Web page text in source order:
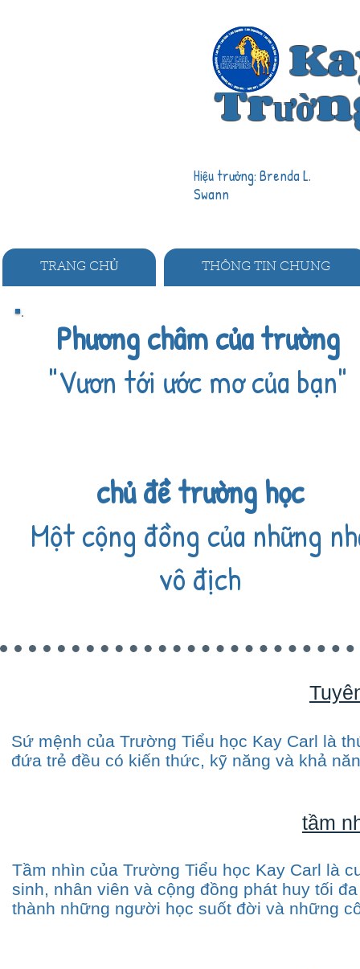
Hiệu trưởng: Brenda L.
Swann
TRANG CHỦ THÔNG TIN CHUNG
Phương châm của trường
"Vươn tới ước mơ của bạn"
chủ đề trường học
Một cộng đồng của những
vô địch
Sứ mệnh của Trường Tiểu học Kay Carl là
đứa trẻ đều có kiến thức, kỹ năng và khả
tầm
​Tầm nhìn của Trường Tiểu học Kay Carl là
sinh, nhân viên và cộng đồng phát huy tối
thành những người học suốt đời và những